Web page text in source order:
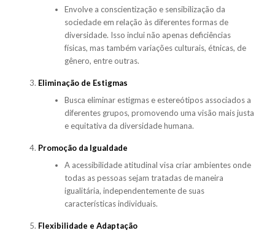
Envolve a conscientização e sensibilização da
sociedade em relação às diferentes formas de
diversidade. Isso inclui não apenas deficiências
físicas, mas também variações culturais, étnicas, de
gênero, entre outras.
Eliminação de Estigmas
Busca eliminar estigmas e estereótipos associados a
diferentes grupos, promovendo uma visão mais justa
e equitativa da diversidade humana.
Promoção da Igualdade
A acessibilidade atitudinal visa criar ambientes onde
todas as pessoas sejam tratadas de maneira
igualitária, independentemente de suas
características individuais.
Flexibilidade e Adaptação